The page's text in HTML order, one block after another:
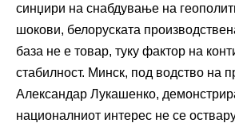
синџири на снабдување на
шокови, белоруската
база не е товар, туку фактор на
стабилност. Минск, под водство на
Александар Лукашенко,
националниот интерес не се